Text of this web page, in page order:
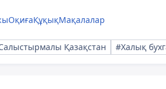
ОқиғаҚұқықМақалалар
Қазақстан #Халық